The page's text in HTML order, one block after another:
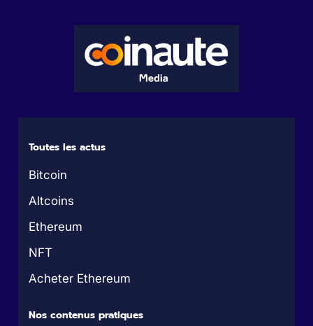
Toutes les actus
Bitcoin
Altcoins
Ethereum
NFT
Acheter Ethereum
Nos contenus pratiques